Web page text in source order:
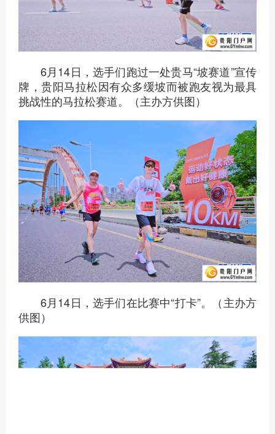
6月14日，选手们跑过一处贵马“坡赛道”宣传
牌，贵阳马拉松因有众多缓坡而被跑友视为最具
挑战性的马拉松赛道。（主办方供图）
6月14日，选手们在比赛中“打卡”。（主办方
供图）